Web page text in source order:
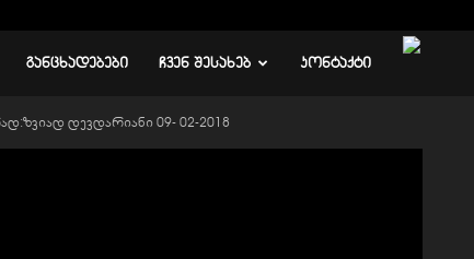
ᲒᲐᲜᲪᲮᲐᲓᲔᲑᲔᲑᲘ ᲩᲕᲔᲜ ᲨᲔᲡᲐᲮᲔᲑ ᲙᲝᲜᲢᲐᲥᲢᲘ
დევდარიანი 09- 02-2018